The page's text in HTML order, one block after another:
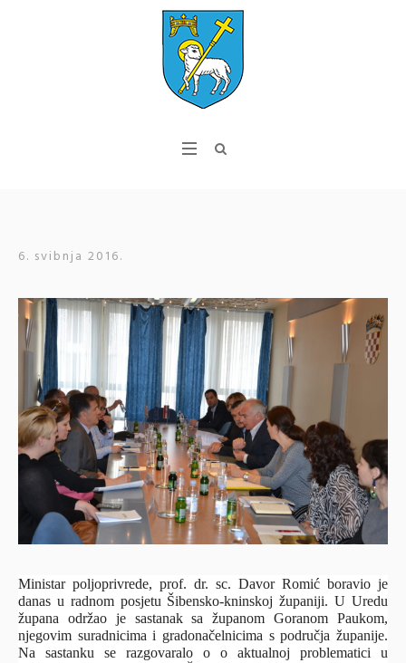
6. svibnja 2016.
Ministar poljoprivrede, prof. dr. sc. Davor Romić boravio je
danas u radnom posjetu Šibensko-kninskoj županiji. U Uredu
župana održao je sastanak sa županom Goranom Paukom,
njegovim suradnicima i gradonačelnicima s područja županije.
Na sastanku se razgovaralo o o aktualnoj problematici u